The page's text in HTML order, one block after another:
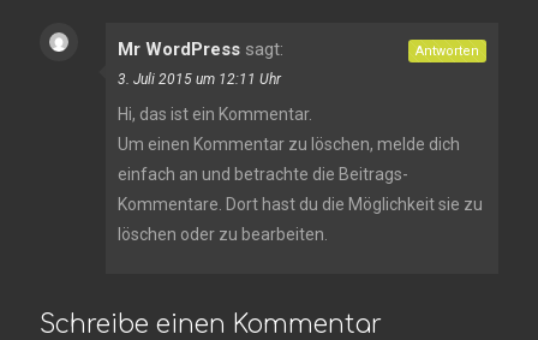
Mr WordPress sagt:
3. Juli 2015 um 12:11 Uhr
Hi, das ist ein Kommentar.
Um einen Kommentar zu löschen, melde dich
einfach an und betrachte die Beitrags-
Kommentare. Dort hast du die Möglichkeit sie zu
löschen oder zu bearbeiten.
Antworten
Schreibe einen Kommentar